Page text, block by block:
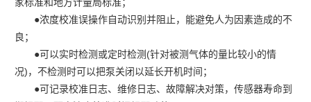
家标准和地方计量局标准；
●浓度校准误操作自动识别并阻止，能避免人为因素造成的不
良；
●可以实时检测或定时检测(针对被测气体的量比较小的情
况)，不检测时可以把泵关闭以延长开机时间；
●可记录校准日志、维修日志、故障解决对策，传感器寿命到